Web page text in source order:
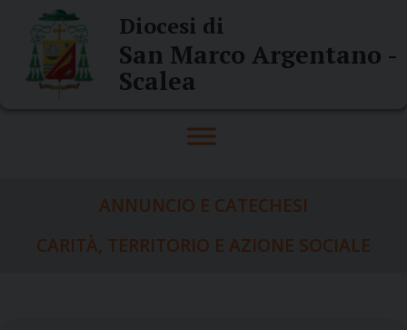
content
Diocesi di
San Marco Argentano -
Scalea
ANNUNCIO E CATECHESI
CARITÀ, TERRITORIO E AZIONE SOCIALE